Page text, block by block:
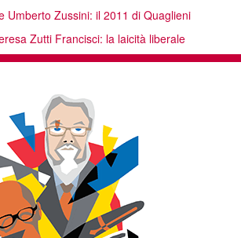
Umberto Zussini: il 2011 di Quaglieni
Zutti Francisci: la laicità liberale